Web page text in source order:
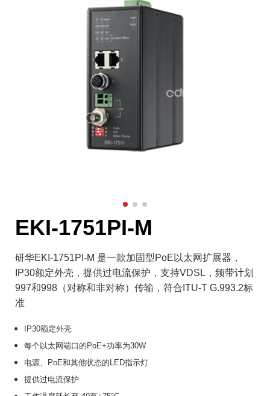
EKI-1751PI-M
研华EKI-1751PI-M 是一款加固型PoE以太网扩展器，
IP30额定外壳，提供过电流保护，支持VDSL，频带计划
997和998（对称和非对称）传输，符合ITU-T G.993.2标
准
IP30额定外壳
每个以太网端口的PoE+功率为30W
电源、PoE和其他状态的LED指示灯
提供过电流保护